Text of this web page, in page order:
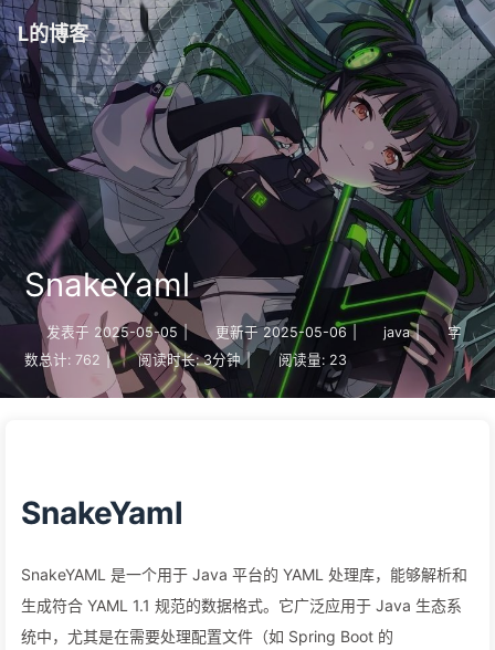
L的博客
SnakeYaml
发表于 2025-05-05 | 更新于 2025-05-06 java |
字
数总计: 762 | 阅读时长: 3分钟 | 阅读量: 23
SnakeYaml
SnakeYAML 是一个用于 Java 平台的 YAML 处理库，能够解析和
生成符合 YAML 1.1 规范的数据格式。它广泛应用于 Java 生态系
统中，尤其是在需要处理配置文件（如 Spring Boot 的